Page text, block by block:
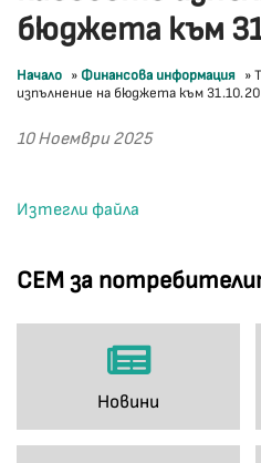
СЕМ за
Новини
бюджета към
Начало » Финансова информация »
изпълнение на бюджета към
10 Ноември 2025
Изтегли файла